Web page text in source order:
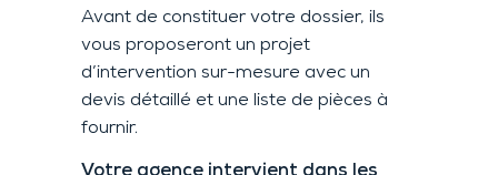
Avant de constituer votre dossier, ils
vous proposeront un projet
d’intervention sur-mesure avec un
devis détaillé et une liste de pièces à
fournir.